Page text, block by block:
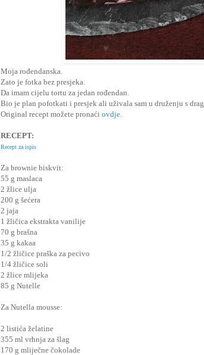
Moja rođendanska.
Zato je fotka bez presjeka.
Da imam cijelu tortu za jedan rođendan.
Bio je plan pofotkati i presjek ali uživala sam u druženju s
Original recept možete pronaći ovdje.
RECEPT:
Recept za ispis
Za brownie biskvit:
55 g maslaca
2 žlice ulja
200 g šećera
2 jaja
1 žličica ekstrakta vanilije
70 g brašna
35 g kakaa
1/2 žličice praška za pecivo
1/4 žličice soli
2 žlice mlijeka
85 g Nutelle
Za Nutella mousse:
2 listića želatine
355 ml vrhnja za šlag
170 g mliječne čokolade